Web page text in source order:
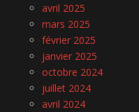
avril 2025
mars 2025
février 2025
janvier 2025
octobre 2024
juillet 2024
avril 2024